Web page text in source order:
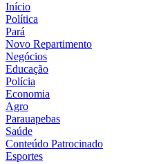
Início
Política
Pará
Novo Repartimento
Negócios
Educação
Polícia
Economia
Agro
Parauapebas
Saúde
Conteúdo Patrocinado
Esportes